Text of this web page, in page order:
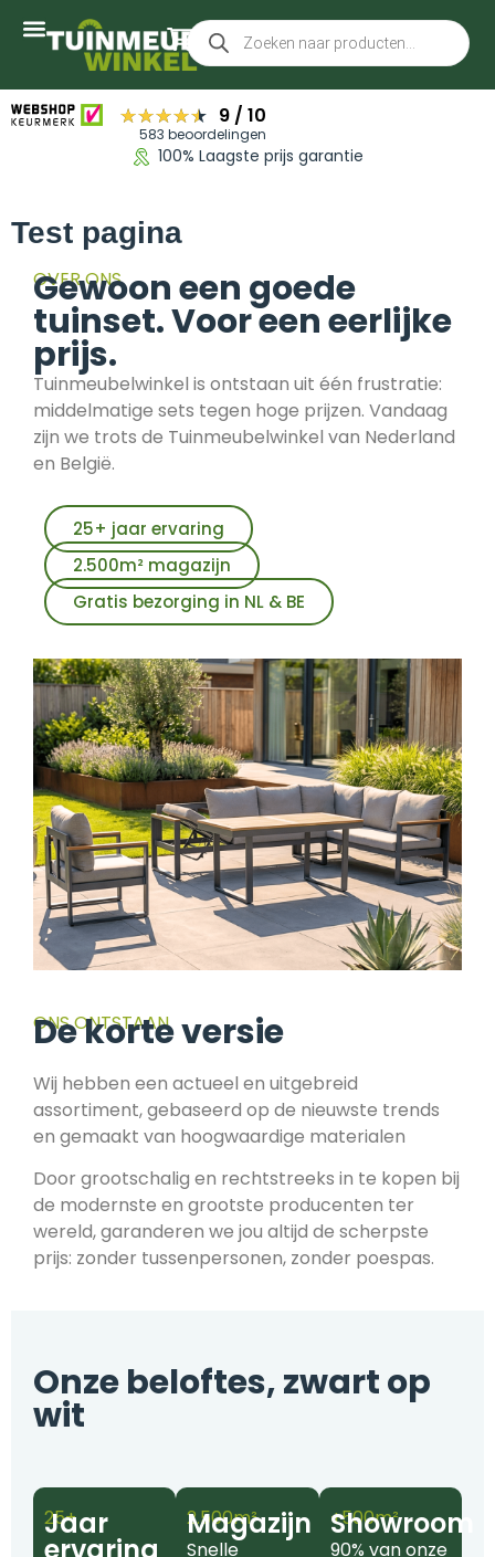
100% Laagste prijs garantie
★★★★★
★★★★★ 9 / 10
583 beoordelingen
Test pagina
OVER ONS
Gewoon een goede
tuinset. Voor een eerlijke
prijs.
Tuinmeubelwinkel is ontstaan uit één frustratie:
middelmatige sets tegen hoge prijzen. Vandaag
zijn we trots de Tuinmeubelwinkel van Nederland
en België.
25+ jaar ervaring
2.500m² magazijn
Gratis bezorging in NL & BE
ONS ONTSTAAN
De korte versie
Wij hebben een actueel en uitgebreid
assortiment, gebaseerd op de nieuwste trends
en gemaakt van hoogwaardige materialen
Door grootschalig en rechtstreeks in te kopen bij
de modernste en grootste producenten ter
wereld, garanderen we jou altijd de scherpste
prijs: zonder tussenpersonen, zonder poespas.
Onze beloftes, zwart op
wit
25+
Jaar
ervaring
2.500m²
Magazijn
Snelle
+500m²
Showroom
90% van onze